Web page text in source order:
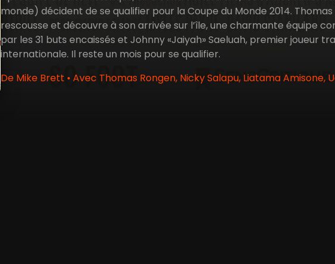
monde) décident de se qualifier pour la Coupe du Monde 2014.
rescousse et découvre à son arrivée sur l’île, une charmante équipe
par les 31 buts encaissés et Johnny «Jaiyah» Saeluah, premier joueur
internationale. Il reste un mois pour se qualifier.
De Mike Brett • Avec Thomas Rongen, Nicky Salapu, Liatama Amisone,